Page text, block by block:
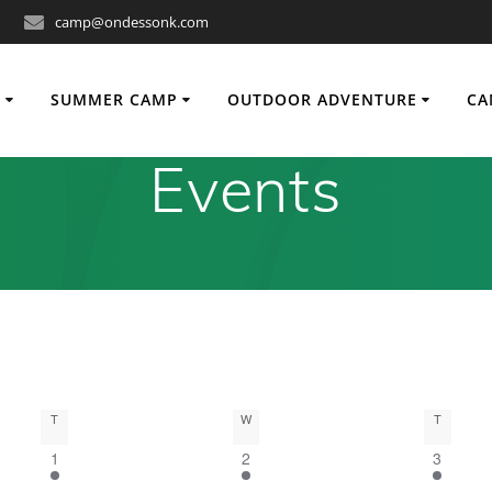
camp@ondessonk.com
SUMMER CAMP OUTDOOR ADVENTURE
Events
T W T
1
e
1
1
e
2
1
e
3